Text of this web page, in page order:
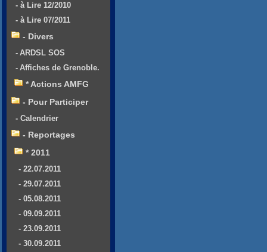
- à Lire 12/2010
- à Lire 07/2011
- Divers
- ARDSL SOS
- Affiches de Grenoble.
* Actions AMFG
- Pour Participer
- Calendrier
- Reportages
* 2011
- 22.07.2011
- 29.07.2011
- 05.08.2011
- 09.09.2011
- 23.09.2011
- 30.09.2011